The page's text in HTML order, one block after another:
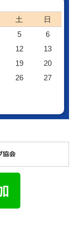
土 日
5
6
12
13
19
20
26
27